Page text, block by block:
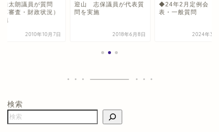
浩太朗議員が質問
算審査・財政状況）
施
2010年10月7日
迎山 志保議員が代表質
問を実施
2018年6月8日
◆24年2月定例会
表・一般質問
2024年3
検索